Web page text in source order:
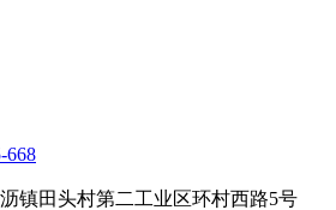
668
镇田头村第二工业区环村西路5号